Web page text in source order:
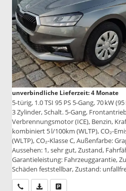
unverbindliche Lieferzeit:4 Monate
5-türig, 1.0 TSI 95 PS 5-Gang, 70 kW (95
3 Zylinder, Schalt. 5-Gang,
Verbrennungsmotor (ICE), Benzin,
kombiniert 5 l/100km (WLTP), CO₂-
(WLTP), CO₂-Klasse C, Außenfarbe:
Aussehen: 1, sehr gut, Zustand,
Garantieleistung: Fahrzeuggarantie,
Schäden feststellbar, Zustand:
Wir rufen Sie anPDF-Datei, Fahrzeugexposé